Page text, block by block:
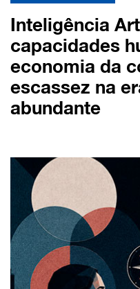
Inteligência
capacidades
economia da
escassez na
abundante